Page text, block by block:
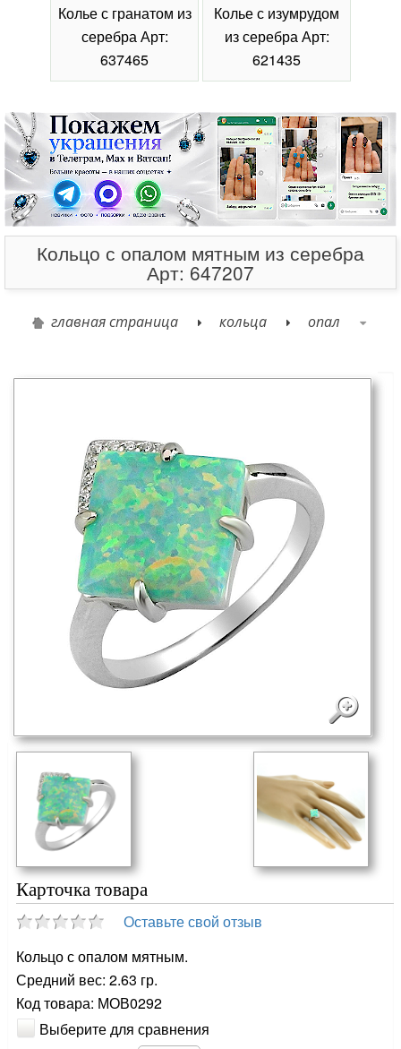
Колье с гранатом из
серебра Арт:
637465
Колье с изумрудом
из серебра Арт:
621435
Кольцо с опалом мятным из серебра
Арт: 647207
главная страница кольца опал
Карточка товара
Оставьте свой отзыв
Кольцо с опалом мятным.
Средний вес: 2.63 гр.
Код товара: МОВ0292
Выберите для сравнения